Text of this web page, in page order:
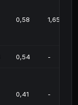
0,58 1,65%
0,54 -
0,41 -